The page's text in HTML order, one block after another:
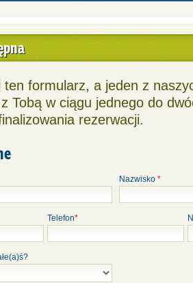
ten formularz, a jeden z
Tobą w ciągu jednego do
rezerwacji.
Nazwisko *
Telefon*